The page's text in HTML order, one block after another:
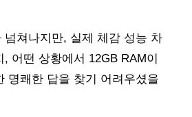
넘쳐나지만, 실제 체감 성능 차
어떤 상황에서 12GB RAM이
명쾌한 답을 찾기 어려우셨을